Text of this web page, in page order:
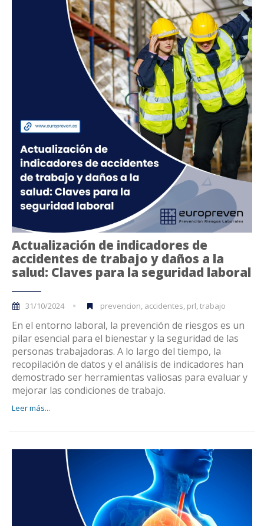
Actualización de indicadores de
accidentes de trabajo y daños a la
salud: Claves para la seguridad laboral
31/10/2024 prevencion, accidentes, prl, trabajo
En el entorno laboral, la prevención de riesgos es un
pilar esencial para el bienestar y la seguridad de las
personas trabajadoras. A lo largo del tiempo, la
recopilación de datos y el análisis de indicadores han
demostrado ser herramientas valiosas para evaluar y
mejorar las condiciones de trabajo.
Leer más...